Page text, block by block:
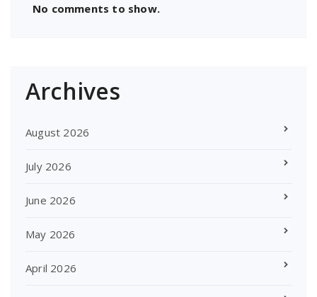
No comments to show.
Archives
August 2026
July 2026
June 2026
May 2026
April 2026